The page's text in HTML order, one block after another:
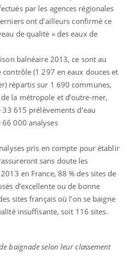
par les agences régionales
ont d'ailleurs confirmé ce
de qualité » des eaux de
balnéaire 2013, ce sont au
(1 297 en eaux douces et
répartis sur 1 690 communes,
la métropole et d’outre-mer,
615 prélèvements d’eau
000 analyses
pris en compte pour établir
sans doute les
en France, 88 % des sites de
d’excellente ou de bonne
sites français où l'on se baigne
insuffisante, soit 116 sites.
baignade selon leur classement